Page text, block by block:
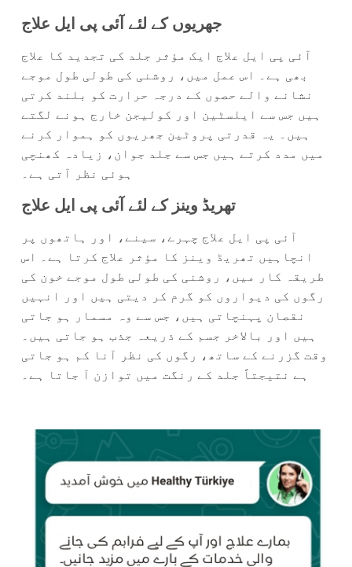
جھریوں کے لئے آئی پی ایل علاج
آئی پی ایل علاج ایک مؤثر جلد کی تجدید کا علاج
بھی ہے۔ اس عمل میں، روشنی کی طولی طول موجے
نشانے والے حصوں کے درجہ حرارت کو بلند کرتی
ہیں جس سے ایلسٹین اور کولیجن خارج ہونے لگتے
ہیں۔ یہ قدرتی پروٹین جھریوں کو ہموار کرنے
میں مدد کرتے ہیں جس سے جلد جوان، زیادہ کھنچی
ہوئی نظر آتی ہے۔
تھریڈ وینز کے لئے آئی پی ایل علاج
آئی پی ایل علاج چہرے، سینے، اور ہاتھوں پر
انچاہیں تھریڈ وینز کا مؤثر علاج کرتا ہے۔ اس
طریقہ کار میں، روشنی کی طولی طول موجے خون کی
رگوں کی دیواروں کو گرم کر دیتی ہیں اور انہیں
نقصان پہنچاتی ہیں، جس سے وہ مسمار ہو جاتی
ہیں اور بالاخر جسم کے ذریعہ جذب ہو جاتی ہیں۔
وقت گزرنے کے ساتھ، رگوں کی نظر آنا کم ہو جاتی
ہے نتیجتاً جلد کے رنگت میں توازن آ جاتا ہے۔